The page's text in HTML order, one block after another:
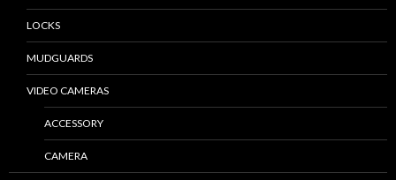
LOCKS
MUDGUARDS
VIDEO CAMERAS
ACCESSORY
CAMERA